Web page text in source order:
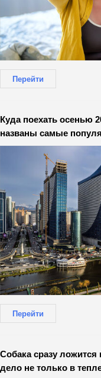
Перейти
Куда поехать осенью
названы самые
Перейти
Собака сразу ложится
дело не только в